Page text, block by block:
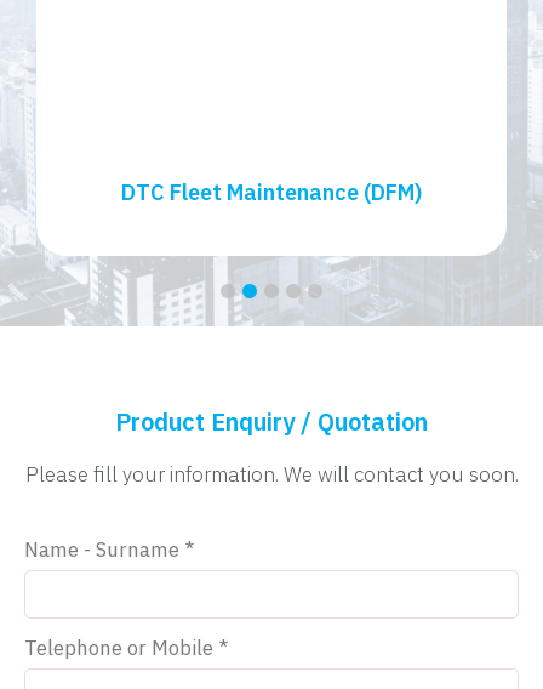
DTC Fleet Maintenance (DFM)
1 2 4 5
Product Enquiry / Quotation
Please fill your information. We will contact you soon.
Name - Surname *
Telephone or Mobile *